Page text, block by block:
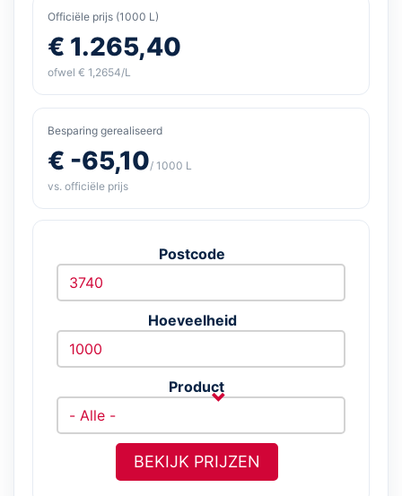
Officiële prijs (1000 L)
€ 1.265,40
ofwel € 1,2654/L
Besparing gerealiseerd
€ -65,10/ 1000 L
vs. officiële prijs
Postcode
Hoeveelheid
Product
BEKIJK PRIJZEN